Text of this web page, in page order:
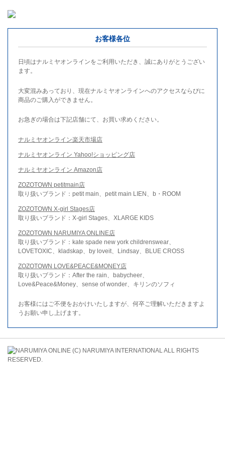
お客様各位
日頃はナルミヤオンラインをご利用いただき、誠にありがとうござい
ます。
大変混みあっており、現在ナルミヤオンラインへのアクセスならびに
商品のご購入ができません。
お急ぎの場合は下記店舗にて、お買い求めください。
ナルミヤオンライン楽天市場店
ナルミヤオンライン Yahoo!ショッピング店
ナルミヤオンライン Amazon店
ZOZOTOWN petitmain店
取り扱いブランド：petit main、petit main LIEN、b・ROOM
ZOZOTOWN X-girl Stages店
取り扱いブランド：X-girl Stages、XLARGE KIDS
ZOZOTOWN NARUMIYA ONLINE店
取り扱いブランド：kate spade new york childrenswear、
LOVETOXIC、kladskap、by loveit、Lindsay、BLUE CROSS
ZOZOTOWN LOVE&PEACE&MONEY店
取り扱いブランド：After the rain、babycheer、
Love&Peace&Money、sense of wonder、キリンのソフィ
お客様にはご不便をおかけいたしますが、何卒ご理解いただきますよ
うお願い申し上げます。